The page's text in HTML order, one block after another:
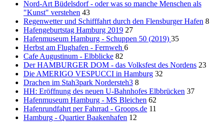
Nord-Art Büdelsdorf - oder was so manche Menschen als
"Kunst" verstehen 43
Regenwetter und Schifffahrt durch den Flensburger Hafen 8
Hafengeburtstag Hamburg 2019 27
Hafenmuseum Hamburg - Schuppen 50 (2019) 35
Herbst am Flughafen - Fernweh 6
Cafe Augustinum - Elbblicke 82
Der HAMBURGER DOM - das Volksfest des Nordens 23
Die AMERIGO VESPUCCI in Hamburg 32
Drachen im Stah3park Nordersteh3 8
HH: Eröffnung des neuen U-Bahnhofes Elbbrücken 37
Hafenmuseum Hamburg - MS Bleichen 62
Hafenrundfahrt per Fahrrad - Groops.de 11
Hamburg - Quartier Baakenhafen 12